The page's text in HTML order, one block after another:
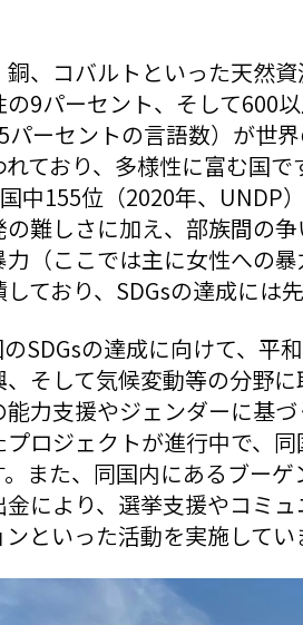
、コバルトといった天然
9パーセント、そして600
ーセントの言語数）が世
ており、多様性に富む国で
中155位（2020年、UNDP
難しさに加え、部族間の
（ここでは主に女性への
ており、SDGsの達成には
SDGsの達成に向けて、平
そして気候変動等の分野
力支援やジェンダーに基
ロジェクトが進行中で、
また、同国内にあるブー
により、選挙支援やコミ
といった活動を実施してい